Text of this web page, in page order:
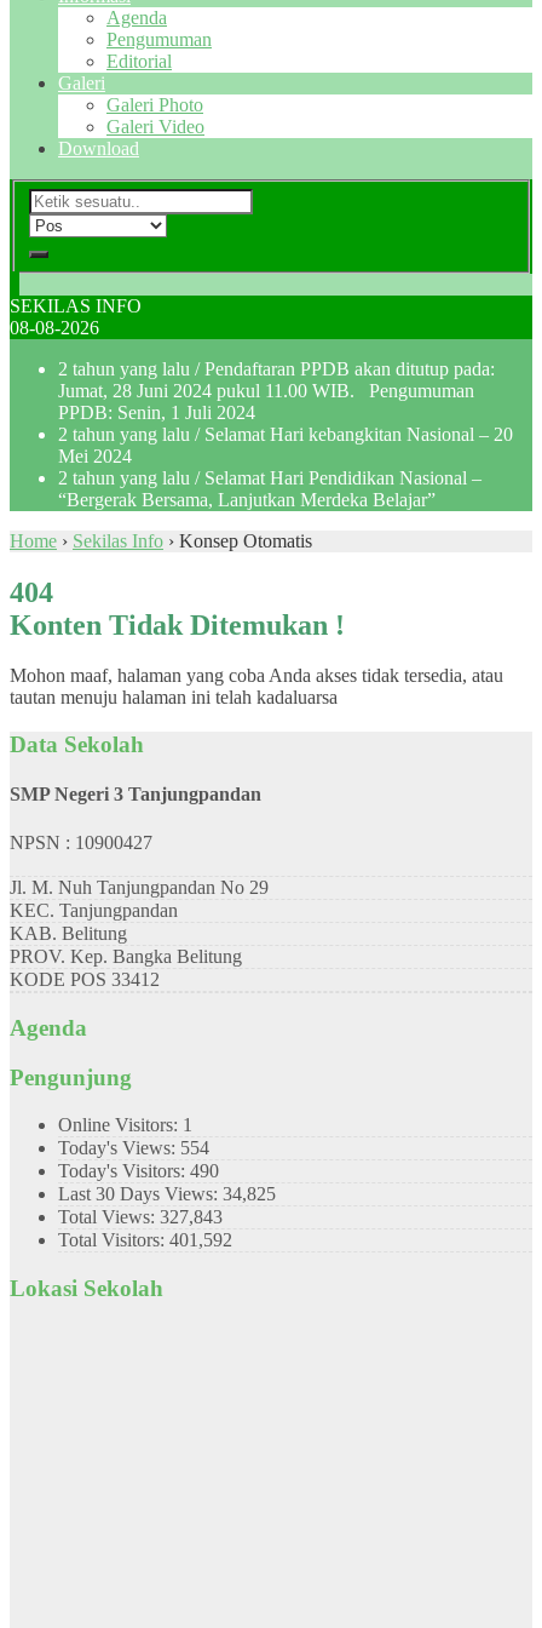
Agenda
Pengumuman
Editorial
Galeri
Galeri Photo
Galeri Video
Download
SEKILAS INFO
08-08-2026
2 tahun yang lalu / Pendaftaran PPDB akan ditutup pada:
Jumat, 28 Juni 2024 pukul 11.00 WIB. Pengumuman
PPDB: Senin, 1 Juli 2024
2 tahun yang lalu / Selamat Hari kebangkitan Nasional – 20
Mei 2024
2 tahun yang lalu / Selamat Hari Pendidikan Nasional –
“Bergerak Bersama, Lanjutkan Merdeka Belajar”
Home › Sekilas Info › Konsep Otomatis
404
Konten Tidak Ditemukan !
Mohon maaf, halaman yang coba Anda akses tidak tersedia, atau
tautan menuju halaman ini telah kadaluarsa
Data Sekolah
SMP Negeri 3 Tanjungpandan
NPSN : 10900427
Jl. M. Nuh Tanjungpandan No 29
KEC. Tanjungpandan
KAB. Belitung
PROV. Kep. Bangka Belitung
KODE POS 33412
Agenda
Pengunjung
Online Visitors: 1
Today's Views: 554
Today's Visitors: 490
Last 30 Days Views: 34,825
Total Views: 327,843
Total Visitors: 401,592
Lokasi Sekolah